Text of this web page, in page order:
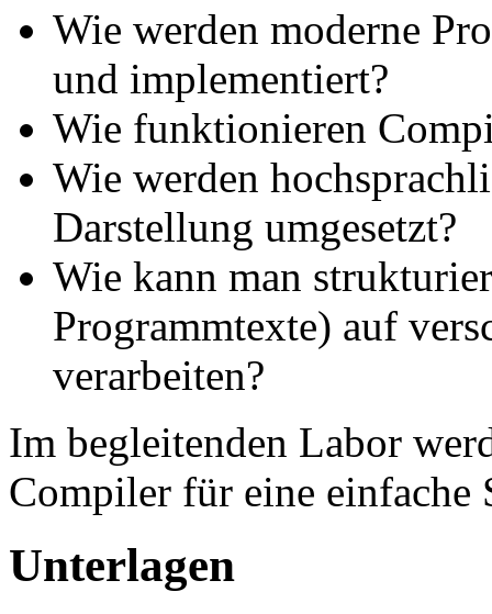
Wie werden moderne
und implementiert?
Wie funktionieren
Wie werden
Darstellung umgesetzt?
Wie kann man
Programmtexte) auf
verarbeiten?
Im begleitenden Labor
Compiler für eine einfache
Unterlagen